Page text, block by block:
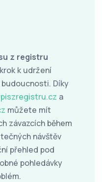
z registru
k udržení
Díky
a
můžete mít
závazcích během
návštěv
přehled pod
pohledávky